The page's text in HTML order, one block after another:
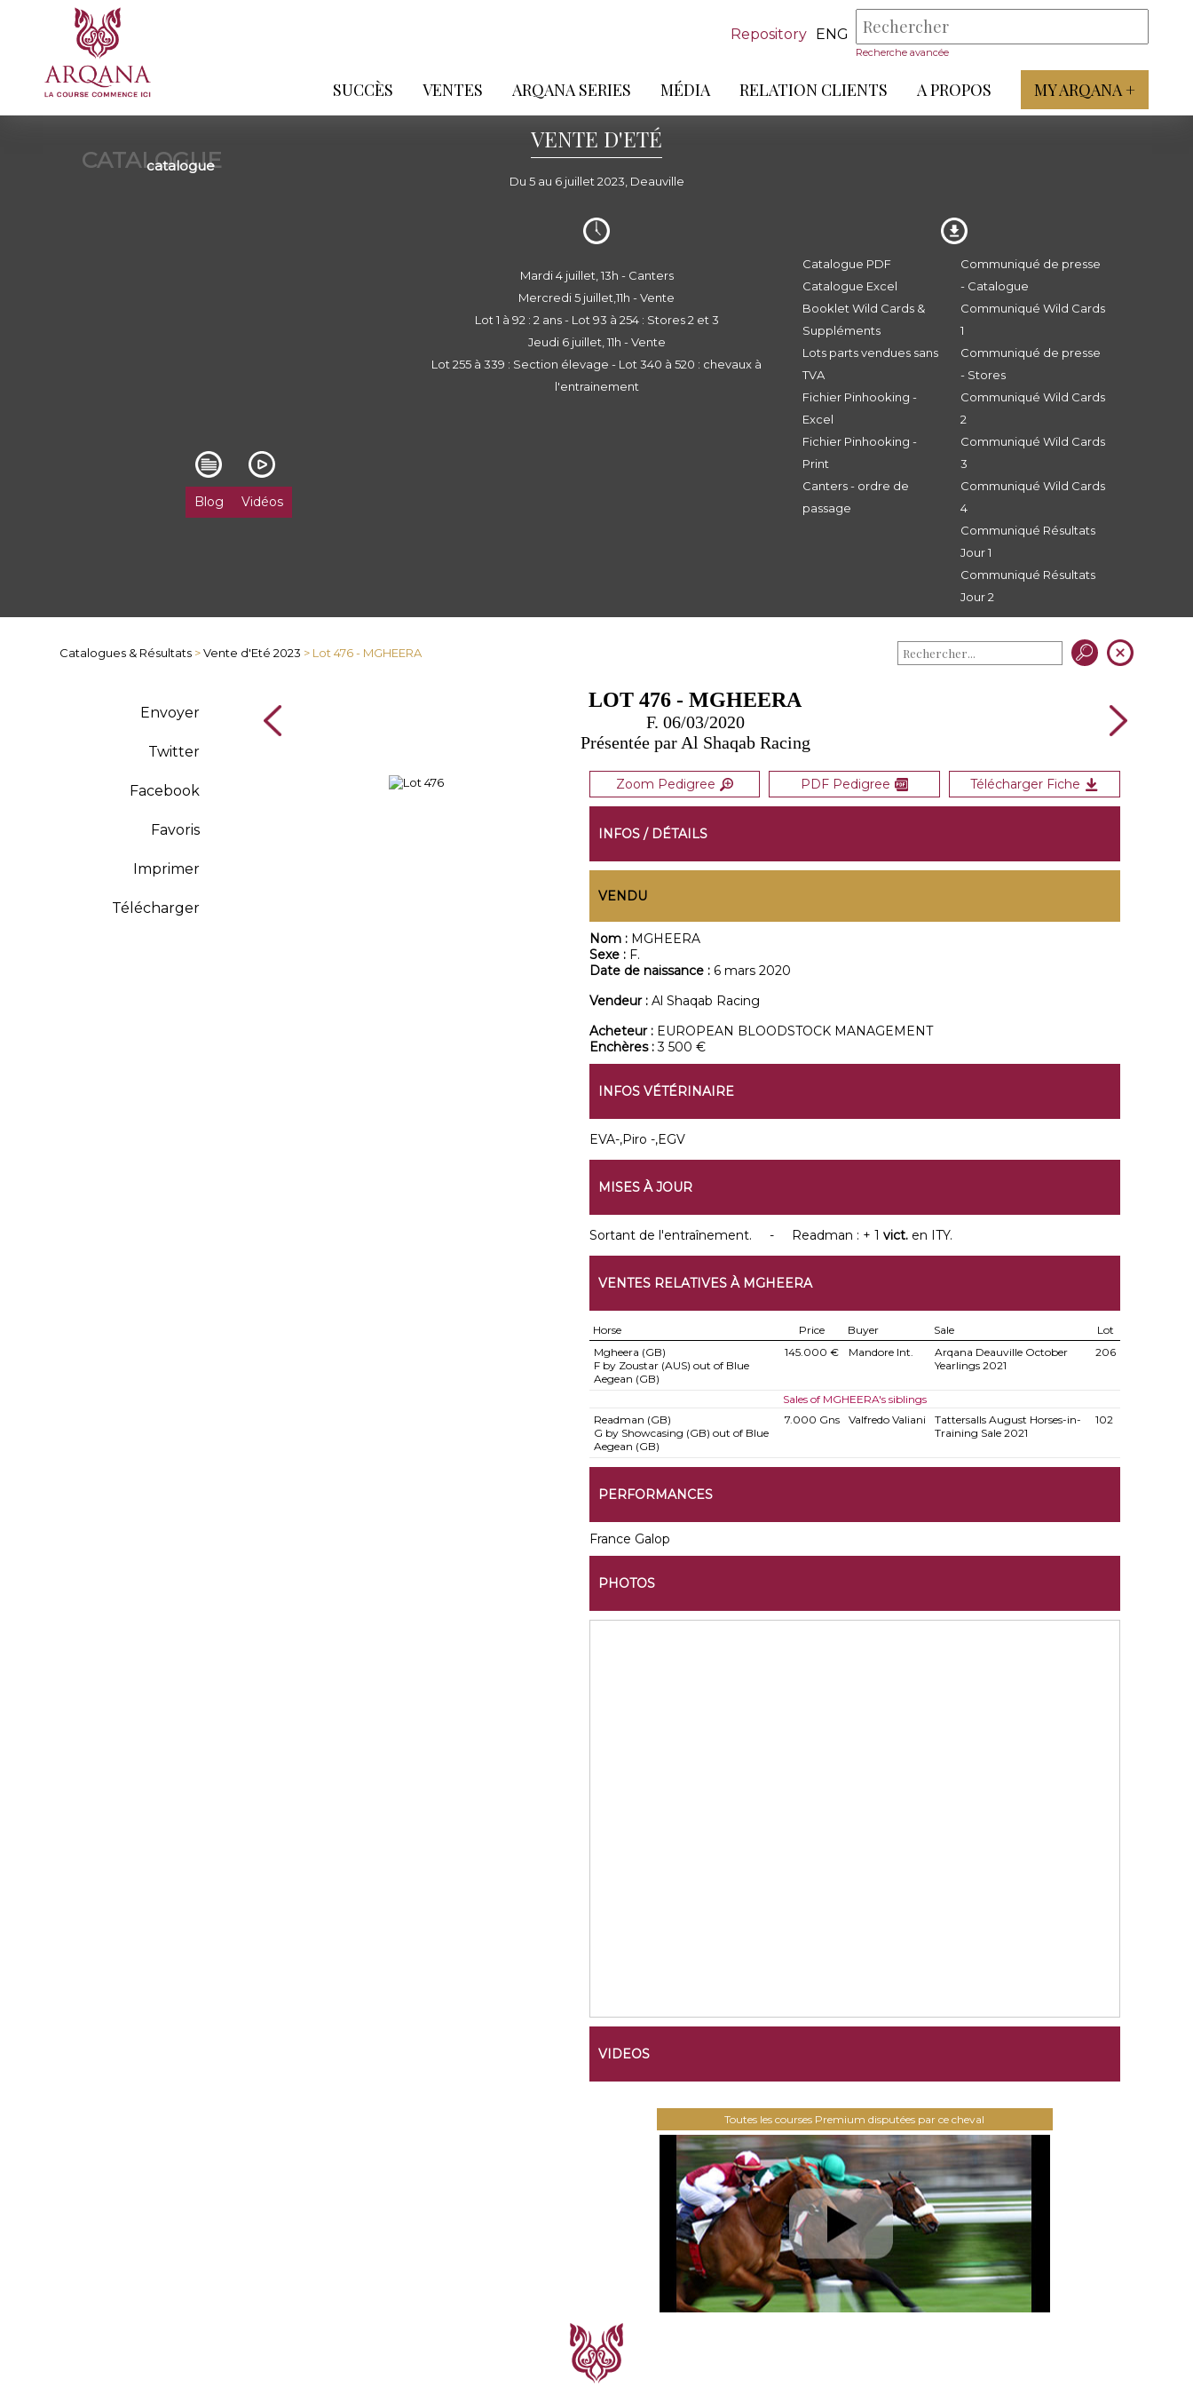
Repository ENG
Recherche avancée
SUCCÈS VENTES ARQANA SERIES MÉDIA RELATION CLIENTS A PROPOS MY ARQANA +
CATALOGUE
catalogue
VENTE D'ETÉ
Du 5 au 6 juillet 2023, Deauville
Blog Vidéos
Mardi 4 juillet, 13h - Canters
Mercredi 5 juillet,11h - Vente
Lot 1 à 92 : 2 ans - Lot 93 à 254 : Stores 2 et 3
Jeudi 6 juillet, 11h - Vente
Lot 255 à 339 : Section élevage - Lot 340 à 520 : chevaux à
l'entrainement
Catalogue PDF
Catalogue Excel
Booklet Wild Cards &
Suppléments
Lots parts vendues sans
TVA
Fichier Pinhooking -
Excel
Fichier Pinhooking -
Print
Canters - ordre de
passage
Communiqué de presse
- Catalogue
Communiqué Wild Cards
1
Communiqué de presse
- Stores
Communiqué Wild Cards
2
Communiqué Wild Cards
3
Communiqué Wild Cards
4
Communiqué Résultats
Jour 1
Communiqué Résultats
Jour 2
Catalogues & Résultats >Vente d'Eté 2023 > Lot 476 - MGHEERA
Envoyer
Twitter
Facebook
Favoris
Imprimer
Télécharger
LOT 476 - MGHEERA
F. 06/03/2020
Présentée par Al Shaqab Racing
Zoom Pedigree PDF Pedigree Télécharger Fiche
INFOS / DÉTAILS
VENDU
Nom : MGHEERA
Sexe : F.
Date de naissance : 6 mars 2020
Vendeur : Al Shaqab Racing
Acheteur : EUROPEAN BLOODSTOCK MANAGEMENT
Enchères :3 500 €
INFOS VÉTÉRINAIRE
EVA-,Piro -,EGV
MISES À JOUR
Sortant de l'entraînement. - Readman : + 1 vict. en ITY.
VENTES RELATIVES À MGHEERA
Horse Price Buyer Sale
Lot
Mgheera (GB)
F by Zoustar (AUS) out of Blue
Aegean (GB)
145.000 € Mandore Int.
Arqana Deauville October
Yearlings 2021
206
Sales of MGHEERA's siblings
Readman (GB)
G by Showcasing (GB) out of Blue
Aegean (GB)
7.000 Gns Valfredo Valiani
Tattersalls August Horses-in-
Training Sale 2021
102
PERFORMANCES
France Galop
PHOTOS
VIDEOS
Toutes les courses Premium disputées par ce cheval